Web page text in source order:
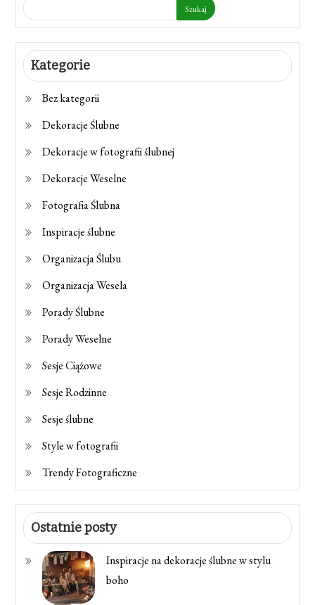
Szukaj
Kategorie
Bez kategorii
Dekoracje Ślubne
Dekoracje w fotografii ślubnej
Dekoracje Weselne
Fotografia Ślubna
Inspiracje ślubne
Organizacja Ślubu
Organizacja Wesela
Porady Ślubne
Porady Weselne
Sesje Ciążowe
Sesje Rodzinne
Sesje ślubne
Style w fotografii
Trendy Fotograficzne
Ostatnie posty
Inspiracje na dekoracje ślubne w stylu
boho